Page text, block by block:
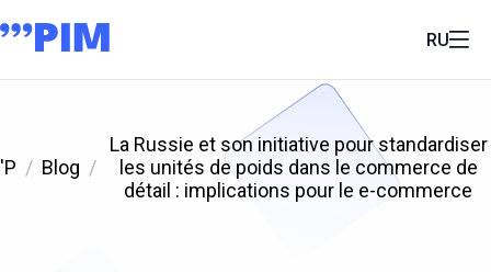
RU
'P Blog
La Russie et son initiative pour standardiser
les unités de poids dans le commerce de
détail : implications pour le e-commerce